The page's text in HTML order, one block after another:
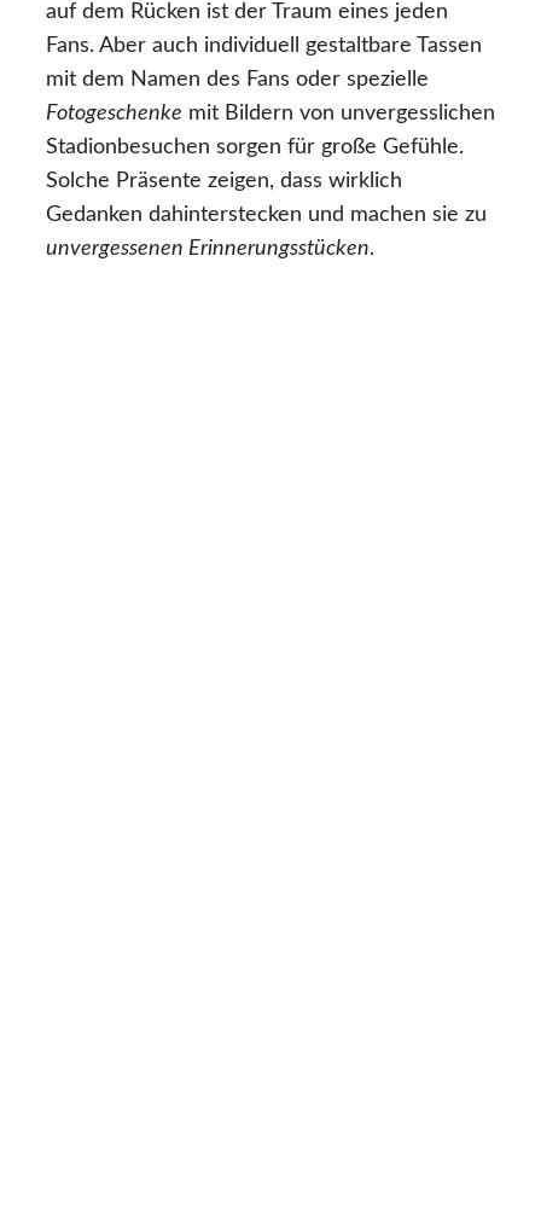
auf dem Rücken ist der Traum eines jeden
Fans. Aber auch individuell gestaltbare Tassen
mit dem Namen des Fans oder spezielle
Fotogeschenke mit Bildern von unvergesslichen
Stadionbesuchen sorgen für große Gefühle.
Solche Präsente zeigen, dass wirklich
Gedanken dahinterstecken und machen sie zu
unvergessenen Erinnerungsstücken.